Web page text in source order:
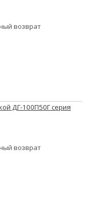
возврат
ДГ-100П50Г серия
возврат